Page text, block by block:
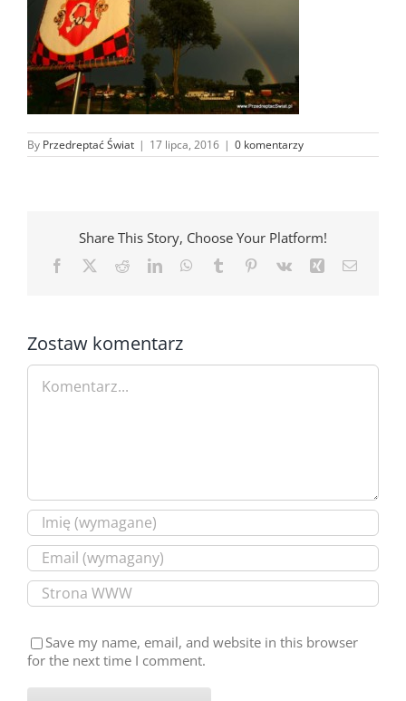
By Przedreptać Świat | 17 lipca, 2016 | 0 komentarzy
Share This Story, Choose Your Platform!
Facebook RedditLinkedInWhatsApp
Tumblr Pinterest
Vk Xing Email
Zostaw komentarz
Comment
Save my name, email, and website in this browser
for the next time I comment.